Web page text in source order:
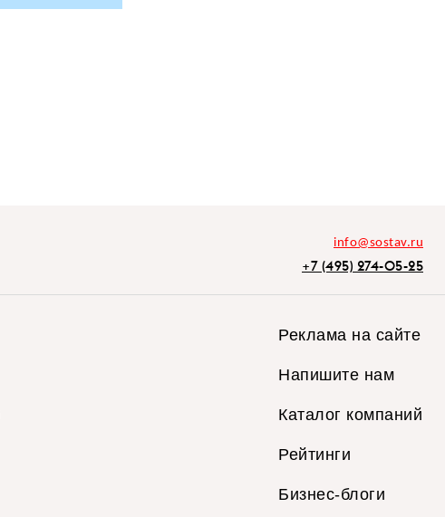
info@sostav.ru
+7 (495) 274-05-25
Реклама на сайте
Напишите нам
Каталог компаний
Рейтинги
Бизнес-блоги